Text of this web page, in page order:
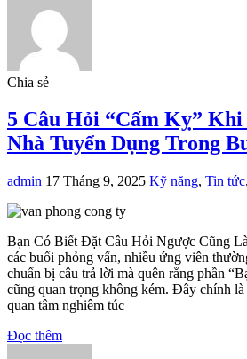
Chia sẻ
5 Câu Hỏi “Cấm Kỵ”
Nhà Tuyển Dụng Trong
admin 17 Tháng 9, 2025 Kỹ năng, Tin tức,
Bạn Có Biết Đặt Câu Hỏi Ngược Cũng
các buổi phỏng vấn, nhiều ứng viên
chuẩn bị câu trả lời mà quên rằng phần
cũng quan trọng không kém. Đây chính
quan tâm nghiêm túc
Đọc thêm